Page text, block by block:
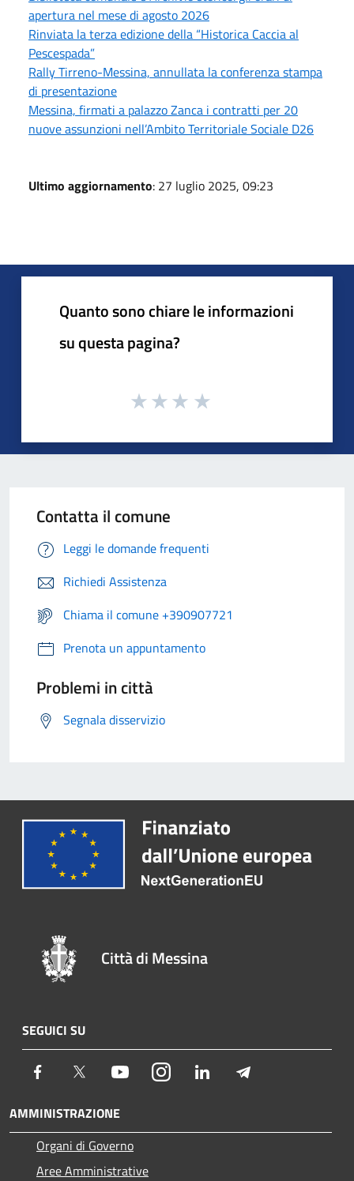
apertura nel mese di agosto 2026
Rinviata la terza edizione della “Historica Caccia al
Pescespada”
Rally Tirreno-Messina, annullata la conferenza stampa
di presentazione
Messina, firmati a palazzo Zanca i contratti per 20
nuove assunzioni nell’Ambito Territoriale Sociale D26
Ultimo aggiornamento: 27 luglio 2025, 09:23
Quanto sono chiare le informazioni
su questa pagina?
Contatta il comune
Leggi le domande frequenti
Richiedi Assistenza
Chiama il comune +390907721
Prenota un appuntamento
Problemi in città
Segnala disservizio
Città di Messina
SEGUICI SU
Facebook Twitter YoutubeInstagram LinkedIn
AMMINISTRAZIONE
Organi di Governo
Aree Amministrative